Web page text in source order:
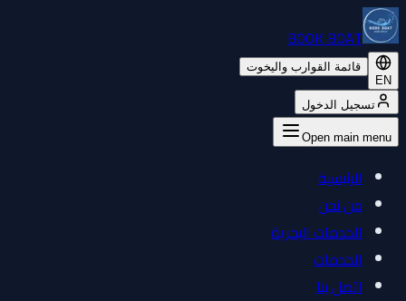
BOOK BOAT
EN
قائمة القوارب واليخوت
تسجيل الدخول
Open main menu
الرئيسية
من نحن
الخدمات البحرية
الخدمات
اتصل بنا